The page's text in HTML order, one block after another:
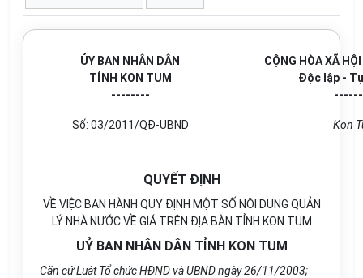
ỦY BAN NHÂN DÂN
TỈNH KON TUM
--------
CỘNG HÒA XÃ
Độc lập -
Số: 03/2011/QĐ-UBND Kon
QUYẾT ĐỊNH
VỀ VIỆC BAN HÀNH QUY ĐỊNH MỘT SỐ NỘI DUNG QUẢN
LÝ NHÀ NƯỚC VỀ GIÁ TRÊN ĐỊA BÀN TỈNH KON TUM
UỶ BAN NHÂN DÂN TỈNH KON TUM
Căn cứ Luật Tổ chức HĐND và UBND ngày 26/11/2003;